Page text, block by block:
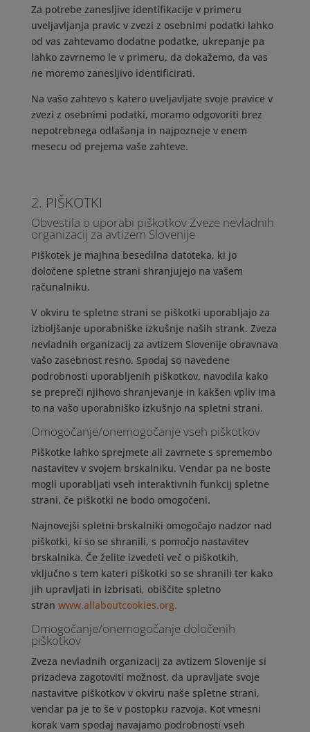
Za potrebe zanesljive identifikacije v primeru
uveljavljanja pravic v zvezi z osebnimi podatki lahko
od vas zahtevamo dodatne podatke, ukrepanje pa
lahko zavrnemo le v primeru, da dokažemo, da vas
ne moremo zanesljivo identificirati.
Na vašo zahtevo s katero uveljavljate svoje pravice v
zvezi z osebnimi podatki, moramo odgovoriti brez
nepotrebnega odlašanja in najpozneje v enem
mesecu od prejema vaše zahteve.
2. PIŠKOTKI
Obvestila o uporabi piškotkov Zveze nevladnih
organizacij za avtizem Slovenije
Piškotek je majhna besedilna datoteka, ki jo
določene spletne strani shranjujejo na vašem
računalniku.
V okviru te spletne strani se piškotki uporabljajo za
izboljšanje uporabniške izkušnje naših strank. Zveza
nevladnih organizacij za avtizem Slovenije obravnava
vašo zasebnost resno. Spodaj so navedene
podrobnosti uporabljenih piškotkov, navodila kako
se prepreči njihovo shranjevanje in kakšen vpliv ima
to na vašo uporabniško izkušnjo na spletni strani.
Omogočanje/onemogočanje vseh piškotkov
Piškotke lahko sprejmete ali zavrnete s spremembo
nastavitev v svojem brskalniku. Vendar pa ne boste
mogli uporabljati vseh interaktivnih funkcij spletne
strani, če piškotki ne bodo omogočeni.
Najnovejši spletni brskalniki omogočajo nadzor nad
piškotki, ki so se shranili, s pomočjo nastavitev
brskalnika. Če želite izvedeti več o piškotkih,
vključno s tem kateri piškotki so se shranili ter kako
jih upravljati in izbrisati, obiščite spletno
stran www.allaboutcookies.org.
Omogočanje/onemogočanje določenih
piškotkov
Zveza nevladnih organizacij za avtizem Slovenije si
prizadeva zagotoviti možnost, da upravljate svoje
nastavitve piškotkov v okviru naše spletne strani,
vendar pa je to še v postopku razvoja. Kot vmesni
korak vam spodaj navajamo podrobnosti vseh